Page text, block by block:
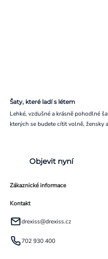
Šaty, které ladí s létem
Lehké, vzdušné a krásně pohodlné
kterých se budete cítit volně, žensky
Objevit nyní
Zákaznické informace
Kontakt
drexiss@drexiss.cz
702 930 400